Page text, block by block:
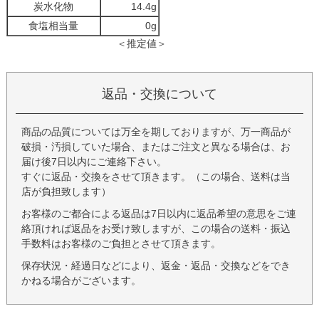
炭水化物
14.4g
食塩相当量
0g
＜推定値＞
返品・交換について
商品の品質については万全を期しておりますが、万一商品が
破損・汚損していた場合、またはご注文と異なる場合は、お
届け後7日以内にご連絡下さい。
すぐに返品・交換をさせて頂きます。（この場合、送料は当
店が負担致します）
お客様のご都合による返品は7日以内に返品希望の意思をご連
絡頂ければ返品をお受け致しますが、この場合の送料・振込
手数料はお客様のご負担とさせて頂きます。
保存状況・経過日などにより、返金・返品・交換などをでき
かねる場合がございます。